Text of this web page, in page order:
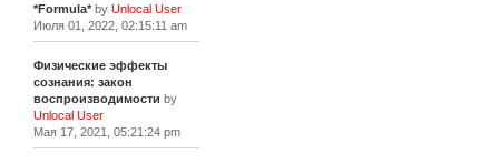
*Formula*by Unlocal User
Июля 01, 2022, 02:15:11 am
Физические эффекты
сознания: закон
воспроизводимости by
Unlocal User
Мая 17, 2021, 05:21:24 pm